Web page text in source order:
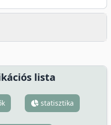
lista
statisztika